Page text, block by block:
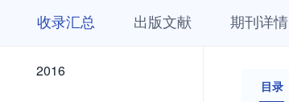
收录汇总 出版文献 期刊详情
2016
2016
目录